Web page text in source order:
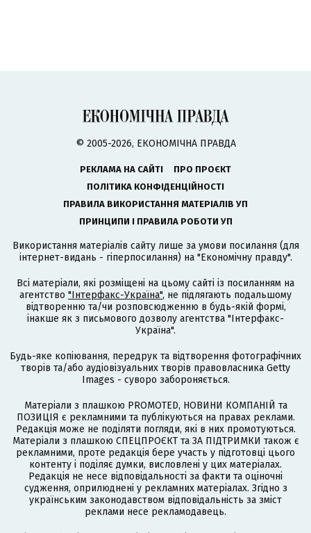
© 2005-2026, ЕКОНОМІЧНА ПРАВДА
РЕКЛАМА НА САЙТІ
ПРО ПРОЄКТ
ПОЛІТИКА КОНФІДЕНЦІЙНОСТІ
ПРАВИЛА ВИКОРИСТАННЯ МАТЕРІАЛІВ УП
ПРИНЦИПИ І ПРАВИЛА РОБОТИ УП
Використання матеріалів сайту лише за умови посилання (для
інтернет-видань - гіперпосилання) на "Економічну правду".
Всі матеріали, які розміщені на цьому сайті із посиланням на
агентство "Інтерфакс-Україна", не підлягають подальшому
відтворенню та/чи розповсюдженню в будь-якій формі,
інакше як з письмового дозволу агентства "Інтерфакс-
Україна".
Будь-яке копіювання, передрук та відтворення фотографічних
творів та/або аудіовізуальних творів правовласника Getty
Images - суворо забороняється.
Матеріали з плашкою PROMOTED, НОВИНИ КОМПАНІЙ та
ПОЗИЦІЯ є рекламними та публікуються на правах реклами.
Редакція може не поділяти погляди, які в них промотуються.
Матеріали з плашкою СПЕЦПРОЄКТ та ЗА ПІДТРИМКИ також є
рекламними, проте редакція бере участь у підготовці цього
контенту і поділяє думки, висловлені у цих матеріалах.
Редакція не несе відповідальності за факти та оціночні
судження, оприлюднені у рекламних матеріалах. Згідно з
українським законодавством відповідальність за зміст
реклами несе рекламодавець.